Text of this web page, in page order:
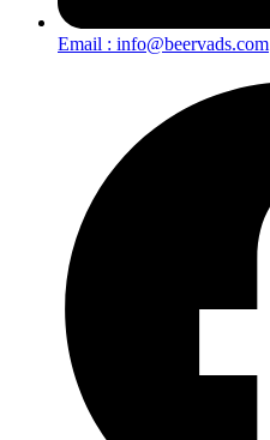
Email : info@beervads.com